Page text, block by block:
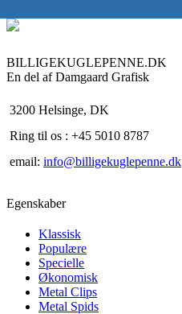
BILLIGEKUGLEPENNE.DK
En del af Damgaard Grafisk
3200 Helsinge, DK
Ring til os : +45 5010 8787
email: info@billigekuglepenne.dk
Egenskaber
Klassisk
Populære
Specielle
Økonomisk
Metal Clips
Metal Spids